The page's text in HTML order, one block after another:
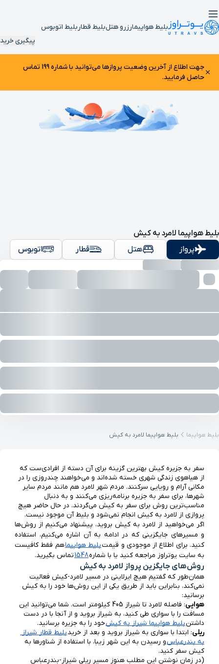
بلیط هواپیمارزرو هتلبلیط قطار بلیط اتوبوس
پیگیری خرید
جهت اطلاع از آخرین وضعیت پرواز‌ها می‌توانید با شماره 199 تماس
حاصل فرمایید.
بلیط هواپیما لامرد‎‎ به کیش
پرواز
هتل قطار اتوبوس
بلیط هواپیما بلیط هواپیما لامرد‎‎ به کیش
پروازی از لامرد به کیش انجام نمی‌شود و بلیط آن موجود نیست.
کنید. برای اطلاع از موجودی و قیمت بلیط هواپیما
به سایت یوتراوز مراجعه کنید یا با شماره 1548 تماس بگیرید.
روش‌های جایگزین پرواز لامرد به کیش
برسانید:
هوایی
داشتن بلیط هواپیما شیراز به کیش خود را به جزیره برسانید.
ریلی: ابتدا با سواری به شیراز بروید و بعد از خرید
بلیط قطار شیراز
به بندرعباس
کیش سفر کنید.